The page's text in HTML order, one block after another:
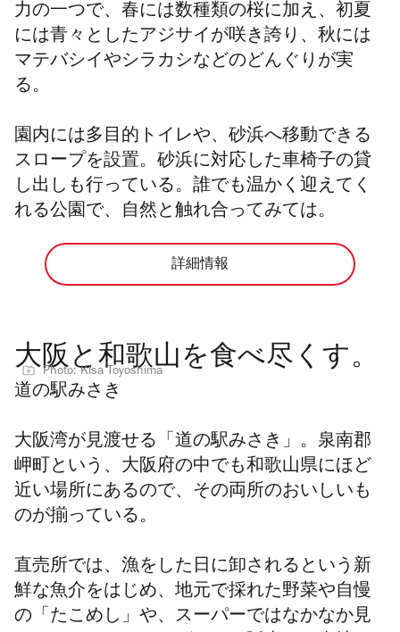
力の一つで、春には数種類の桜に加え、初夏
には青々としたアジサイが咲き誇り、秋には
マテバシイやシラカシなどのどんぐりが実
る。
園内には多目的トイレや、砂浜へ移動できる
スロープを設置。砂浜に対応した車椅子の貸
し出しも行っている。誰でも温かく迎えてく
れる公園で、自然と触れ合ってみては。
詳細情報
大阪と和歌山を食べ尽くす。
Photo: Kisa Toyoshima
道の駅みさき
大阪湾が見渡せる「道の駅みさき」。泉南郡
岬町という、大阪府の中でも和歌山県にほど
近い場所にあるので、その両所のおいしいも
のが揃っている。
直売所では、漁をした日に卸されるという新
鮮な魚介をはじめ、地元で採れた野菜や自慢
の「たこめし」や、スーパーではなかなか見